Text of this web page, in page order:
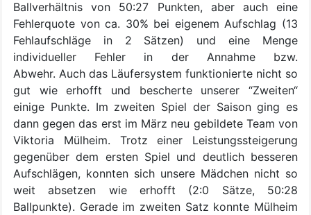
Ballverhältnis von 50:27 Punkten, aber auch eine
Fehlerquote von ca. 30% bei eigenem Aufschlag (13
Fehlaufschläge in 2 Sätzen) und eine Menge
individueller Fehler in der Annahme bzw.
Abwehr. Auch das Läufersystem funktionierte nicht so
gut wie erhofft und bescherte unserer “Zweiten“
einige Punkte. Im zweiten Spiel der Saison ging es
dann gegen das erst im März neu gebildete Team von
Viktoria Mülheim. Trotz einer Leistungssteigerung
gegenüber dem ersten Spiel und deutlich besseren
Aufschlägen, konnten sich unsere Mädchen nicht so
weit absetzen wie erhofft (2:0 Sätze, 50:28
Ballpunkte). Gerade im zweiten Satz konnte Mülheim